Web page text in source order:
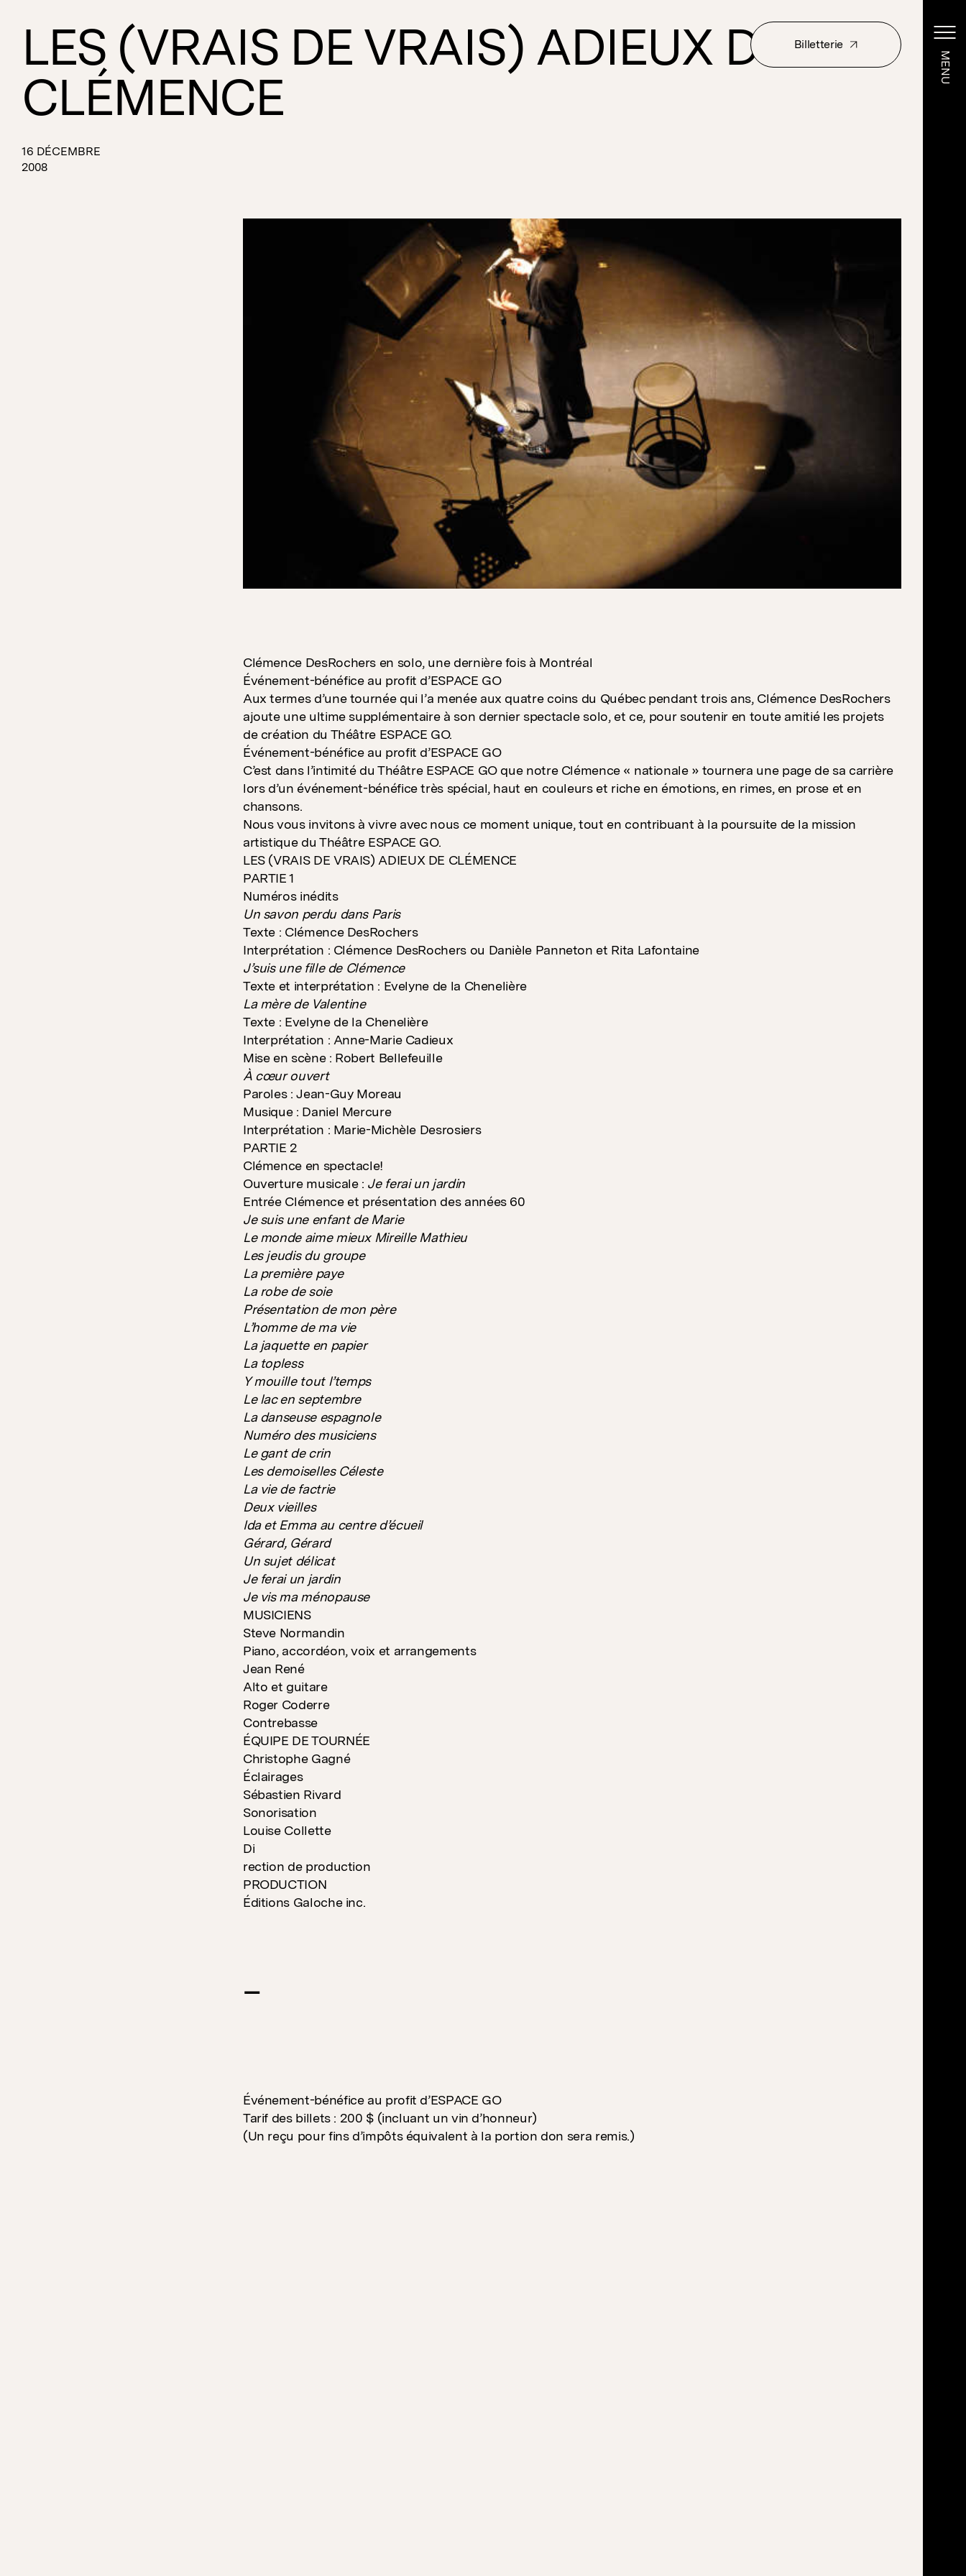
Billetterie
MENU
LES (VRAIS DE VRAIS) ADIEUX DE
CLÉMENCE
16 DÉCEMBRE
2008
Clémence DesRochers en solo, une dernière fois à Montréal
Événement-bénéfice au profit d’ESPACE GO
Aux termes d’une tournée qui l’a menée aux quatre coins du Québec pendant trois ans, Clémence DesRochers
ajoute une ultime supplémentaire à son dernier spectacle solo, et ce, pour soutenir en toute amitié les projets
de création du Théâtre ESPACE GO.
Événement-bénéfice au profit d’ESPACE GO
C’est dans l’intimité du Théâtre ESPACE GO que notre Clémence « nationale » tournera une page de sa carrière
lors d’un événement-bénéfice très spécial, haut en couleurs et riche en émotions, en rimes, en prose et en
chansons.
Nous vous invitons à vivre avec nous ce moment unique, tout en contribuant à la poursuite de la mission
artistique du Théâtre ESPACE GO.
LES (VRAIS DE VRAIS) ADIEUX DE CLÉMENCE
PARTIE 1
Numéros inédits
Un savon perdu dans Paris
Texte : Clémence DesRochers
Interprétation : Clémence DesRochers ou Danièle Panneton et Rita Lafontaine
J’suis une fille de Clémence
Texte et interprétation : Evelyne de la Chenelière
La mère de Valentine
Texte : Evelyne de la Chenelière
Interprétation : Anne-Marie Cadieux
Mise en scène : Robert Bellefeuille
À cœur ouvert
Paroles : Jean-Guy Moreau
Musique : Daniel Mercure
Interprétation : Marie-Michèle Desrosiers
PARTIE 2
Clémence en spectacle!
Ouverture musicale : Je ferai un jardin
Entrée Clémence et présentation des années 60
Je suis une enfant de Marie
Le monde aime mieux Mireille Mathieu
Les jeudis du groupe
La première paye
La robe de soie
Présentation de mon père
L’homme de ma vie
La jaquette en papier
La topless
Y mouille tout l’temps
Le lac en septembre
La danseuse espagnole
Numéro des musiciens
Le gant de crin
Les demoiselles Céleste
La vie de factrie
Deux vieilles
Ida et Emma au centre d’écueil
Gérard, Gérard
Un sujet délicat
Je ferai un jardin
Je vis ma ménopause
MUSICIENS
Steve Normandin
Piano, accordéon, voix et arrangements
Jean René
Alto et guitare
Roger Coderre
Contrebasse
ÉQUIPE DE TOURNÉE
Christophe Gagné
Éclairages
Sébastien Rivard
Sonorisation
Louise Collette
Di
rection de production
PRODUCTION
Éditions Galoche inc.
–
Événement-bénéfice au profit d’ESPACE GO
Tarif des billets : 200 $ (incluant un vin d’honneur)
(Un reçu pour fins d’impôts équivalent à la portion don sera remis.)